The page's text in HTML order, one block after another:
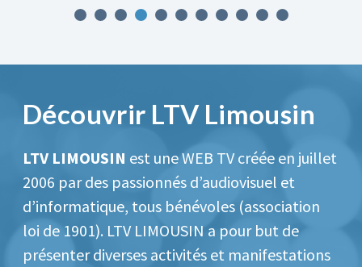
Découvrir LTV Limousin
LTV LIMOUSIN est une WEB TV créée en juillet
2006 par des passionnés d’audiovisuel et
d’informatique, tous bénévoles (association
loi de 1901). LTV LIMOUSIN a pour but de
présenter diverses activités et manifestations